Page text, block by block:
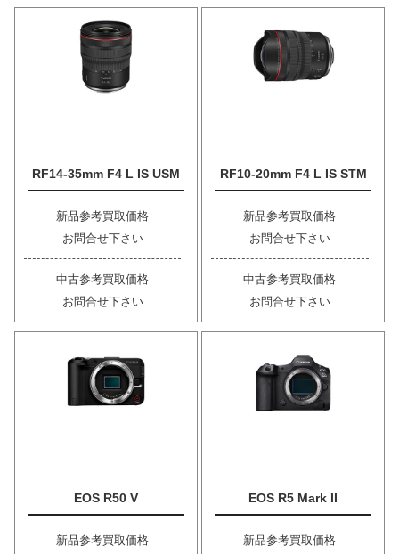
RF14-35mm F4 L IS USM
新品参考買取価格
お問合せ下さい
中古参考買取価格
お問合せ下さい
RF10-20mm F4 L IS STM
新品参考買取価格
お問合せ下さい
中古参考買取価格
お問合せ下さい
EOS R50 V
新品参考買取価格
EOS R5 Mark II
新品参考買取価格